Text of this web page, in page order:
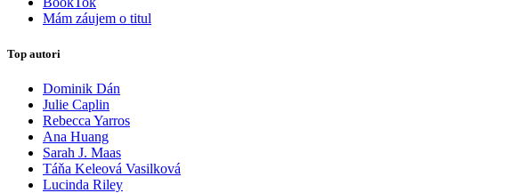
Mám záujem o titul
Top autori
Dominik Dán
Julie Caplin
Rebecca Yarros
Ana Huang
Sarah J. Maas
Táňa Keleová Vasilková
Lucinda Riley